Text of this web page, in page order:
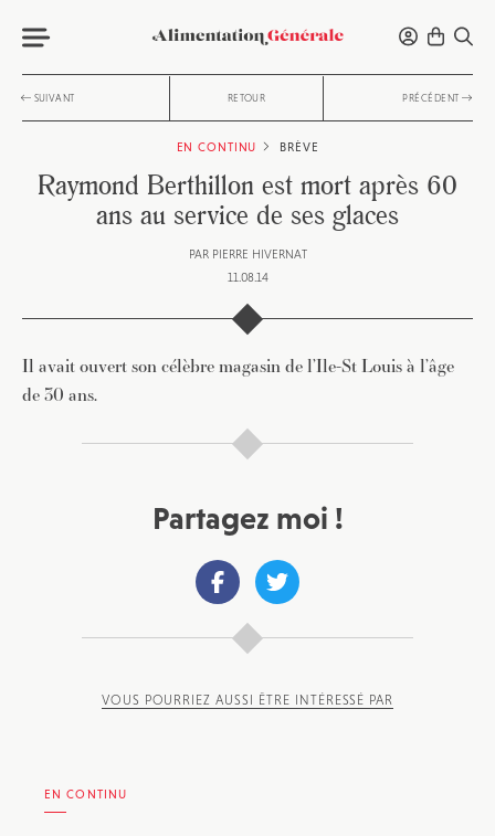
SUIVANT RETOUR PRÉCÉDENT
EN CONTINU BRÈVE
Raymond Berthillon est mort après 60
ans au service de ses glaces
PAR PIERRE HIVERNAT
11.08.14
Il avait ouvert son célèbre magasin de l’Ile-St Louis à l’âge
de 30 ans.
Partagez moi !
VOUS POURRIEZ AUSSI ÊTRE INTÉRESSÉ PAR
EN CONTINU